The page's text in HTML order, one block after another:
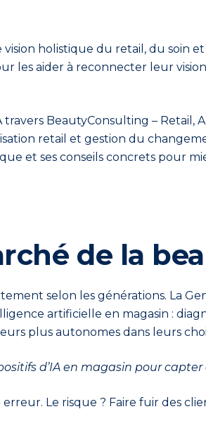
holistique du retail, du soin
les aider à reconnecter leur
BeautyConsulting – Retail,
retail et gestion du
et ses conseils concrets pour
de la
selon les générations. La
artificielle en magasin :
plus autonomes dans leurs
d’IA en magasin pour
Le risque ? Faire fuir des